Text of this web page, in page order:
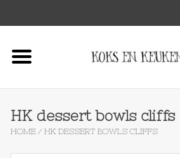
HK dessert bowls cliffs
HOME / HK DESSERT BOWLS CLIFFS